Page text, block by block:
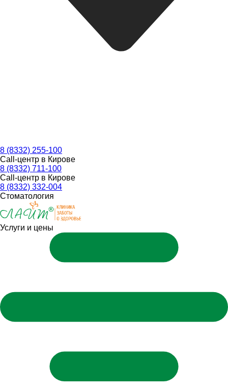
8 (8332) 255-100
Call-центр в Кирове
8 (8332) 711-100
Call-центр в Кирове
8 (8332) 332-004
Стоматология
Услуги и цены